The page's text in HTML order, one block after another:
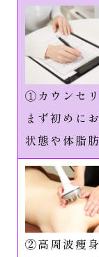
①カウンセ
まず初めに
状態や体脂
②高周波痩